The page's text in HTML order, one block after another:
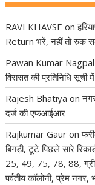
RAVI KHAVSE on
Return भरें, नहीं तो रुक
Pawan Kumar Nagpal
विरासत की प्रतिनिधि सूची
Rajesh Bhatiya on
दर्ज की एफआईआर
Rajkumar Gaur on
बिगड़ी, टूटे पिछले सारे
25, 49, 75, 78, 88,
पर्वतीय कॉलोनी, प्रेम